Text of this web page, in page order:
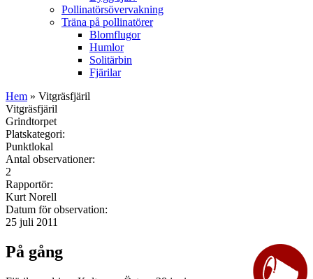
Pollinatörsövervakning
Träna på pollinatörer
Blomflugor
Humlor
Solitärbin
Fjärilar
Hem » Vitgräsfjäril
Vitgräsfjäril
Grindtorpet
Platskategori:
Punktlokal
Antal observationer:
2
Rapportör:
Kurt Norell
Datum för observation:
25 juli 2011
På gång